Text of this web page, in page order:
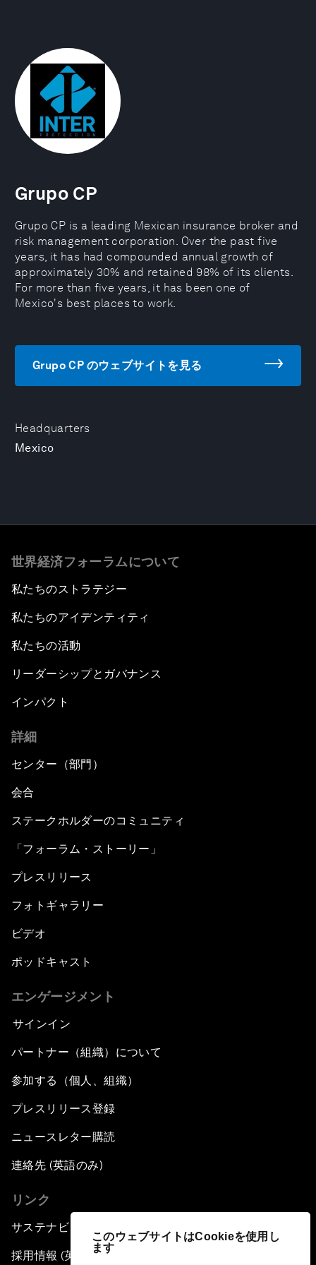
このウェブサイトはCookieを使用し
ます
Headquarters
Mexico
Grupo CP
Grupo CP is a leading Mexican insurance broker and
risk management corporation. Over the past five
years, it has had compounded annual growth of
approximately 30% and retained 98% of its clients.
For more than five years, it has been one of
Mexico's best places to work.
Grupo CP のウェブサイトを見る
世界経済フォーラムについて
私たちのストラテジー
私たちのアイデンティティ
私たちの活動
リーダーシップとガバナンス
インパクト
詳細
センター（部門）
会合
ステークホルダーのコミュニティ
「フォーラム・ストーリー」
プレスリリース
フォトギャラリー
ビデオ
ポッドキャスト
エンゲージメント
サインイン
パートナー（組織）について
参加する（個人、組織）
プレスリリース登録
ニュースレター購読
連絡先 (英語のみ)
リンク
サステナビリティへの取り組み
採用情報 (英語のみ)